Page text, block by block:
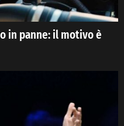
in panne: il motivo è